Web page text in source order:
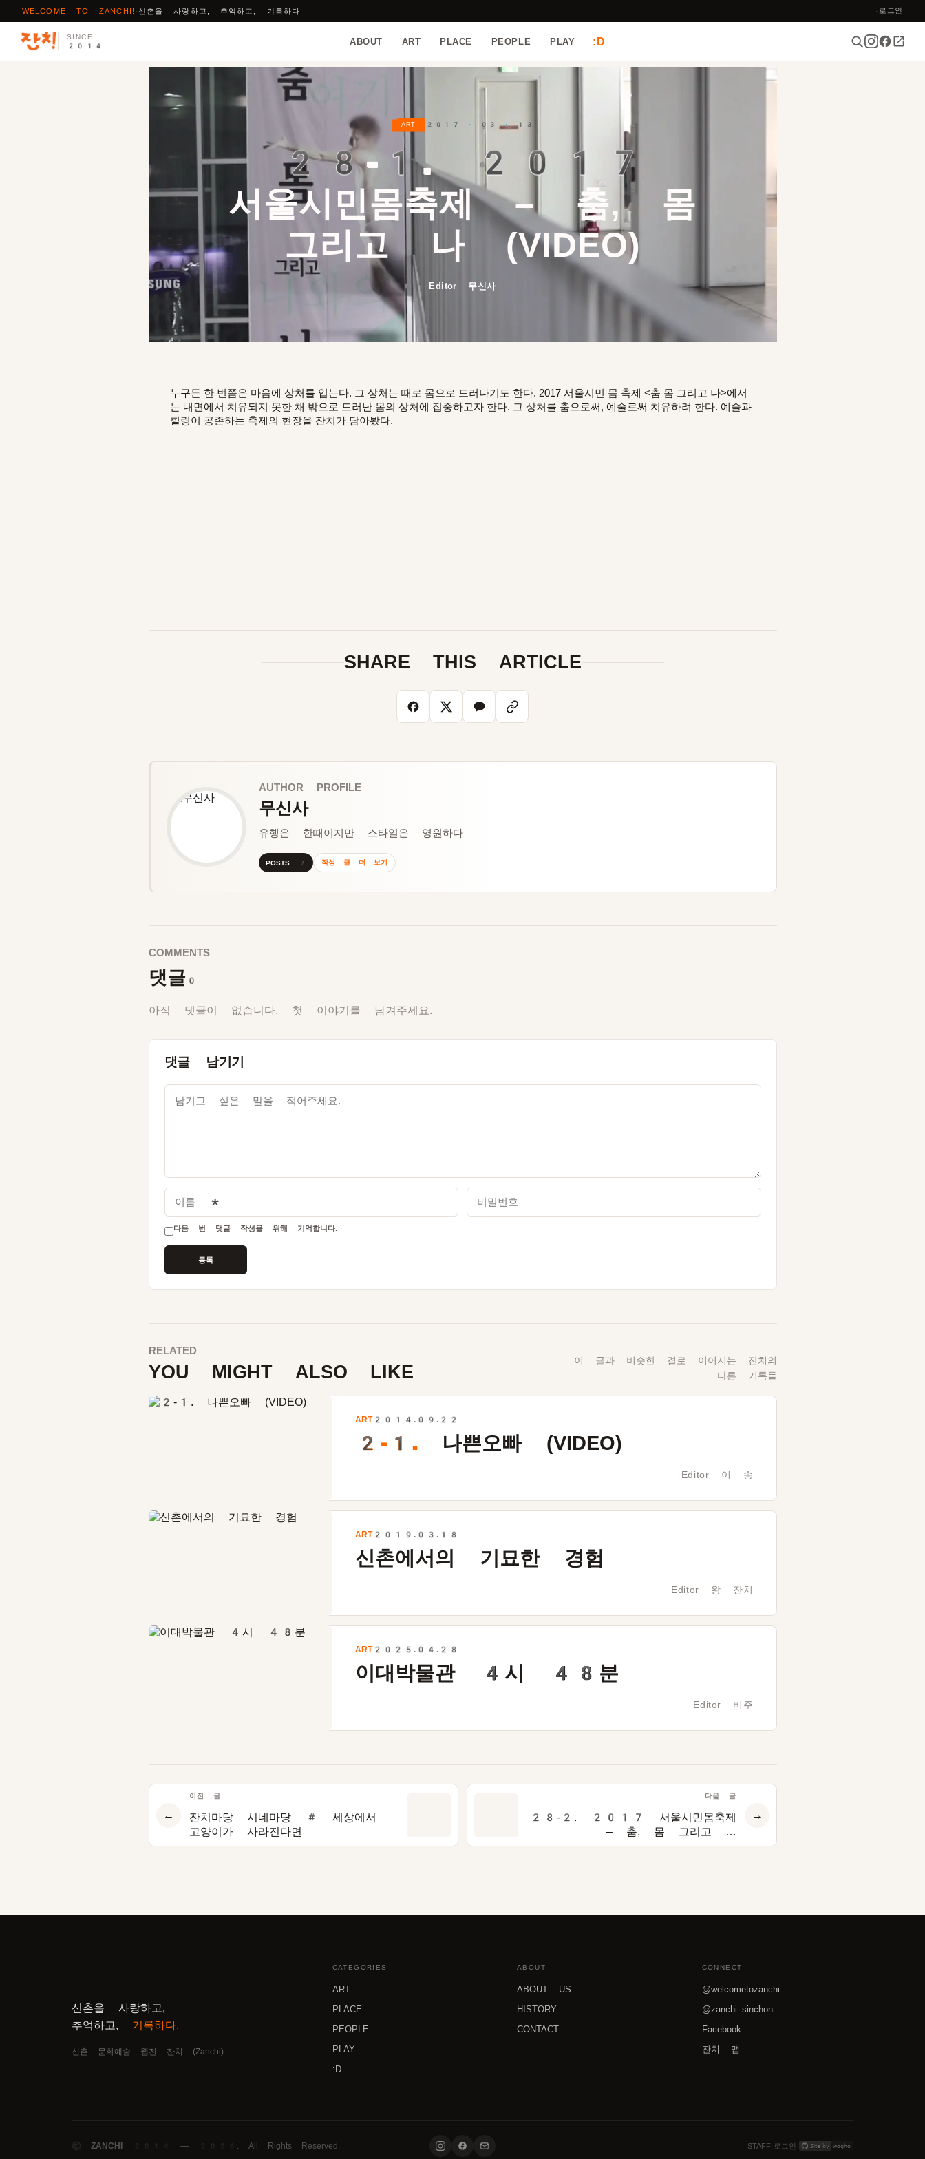
WELCOME TO ZANCHI! ·신촌을 사랑하고, 추억하고, 기록하다 · 로그인
SINCE
2014
ABOUT ART PLACE PEOPLE PLAY :D
ART 2017 · 03 · 13
28-1.
2017
서울시민몸축제 – 춤, 몸
그리고 나 (VIDEO)
Editor 무신사
누구든 한 번쯤은 마음에 상처를 입는다. 그 상처는 때로 몸으로 드러나기도 한다. 2017 서울시민 몸 축제 <춤 몸 그리고 나>에서
는 내면에서 치유되지 못한 채 밖으로 드러난 몸의 상처에 집중하고자 한다. 그 상처를 춤으로써, 예술로써 치유하려 한다. 예술과
힐링이 공존하는 축제의 현장을 잔치가 담아봤다.
SHARE THIS ARTICLE
AUTHOR PROFILE
무신사
유행은 한때이지만 스타일은 영원하다
POSTS 7 작성 글 더 보기
COMMENTS
댓글 0
아직 댓글이 없습니다. 첫 이야기를 남겨주세요.
댓글 남기기
이름 비밀번호
다음 번 댓글 작성을 위해 기억합니다.
RELATED
YOU MIGHT ALSO LIKE
이 글과 비슷한 결로 이어지는 잔치의
다른 기록들
ART2014.09.22
2-1.나쁜오빠 (VIDEO)
Editor 이 송
ART2019.03.18
신촌에서의 기묘한 경험
Editor 왕 잔치
ART2025.04.28
이대박물관 4 시 48 분
Editor 비주
←
이전 글
잔치마당 시네마당 # 세상에서
고양이가 사라진다면
다음 글
28-2. 2017 서울시민몸축제
– 춤, 몸 그리고 나
(INTERVIEW)
→
신촌을 사랑하고,
추억하고, 기록하다.
신촌 문화예술 웹진 잔치 (Zanchi)
CATEGORIES
ART
PLACE
PEOPLE
PLAY
:D
ABOUT
ABOUT US
HISTORY
CONTACT
CONNECT
@welcometozanchi
@zanchi_sinchon
Facebook
잔치 맵
© ZANCHI 2014 — 2026. All Rights Reserved. STAFF 로그인